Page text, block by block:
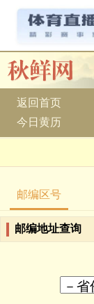
返回首页
今日黄历
邮编区号
邮编地址查询